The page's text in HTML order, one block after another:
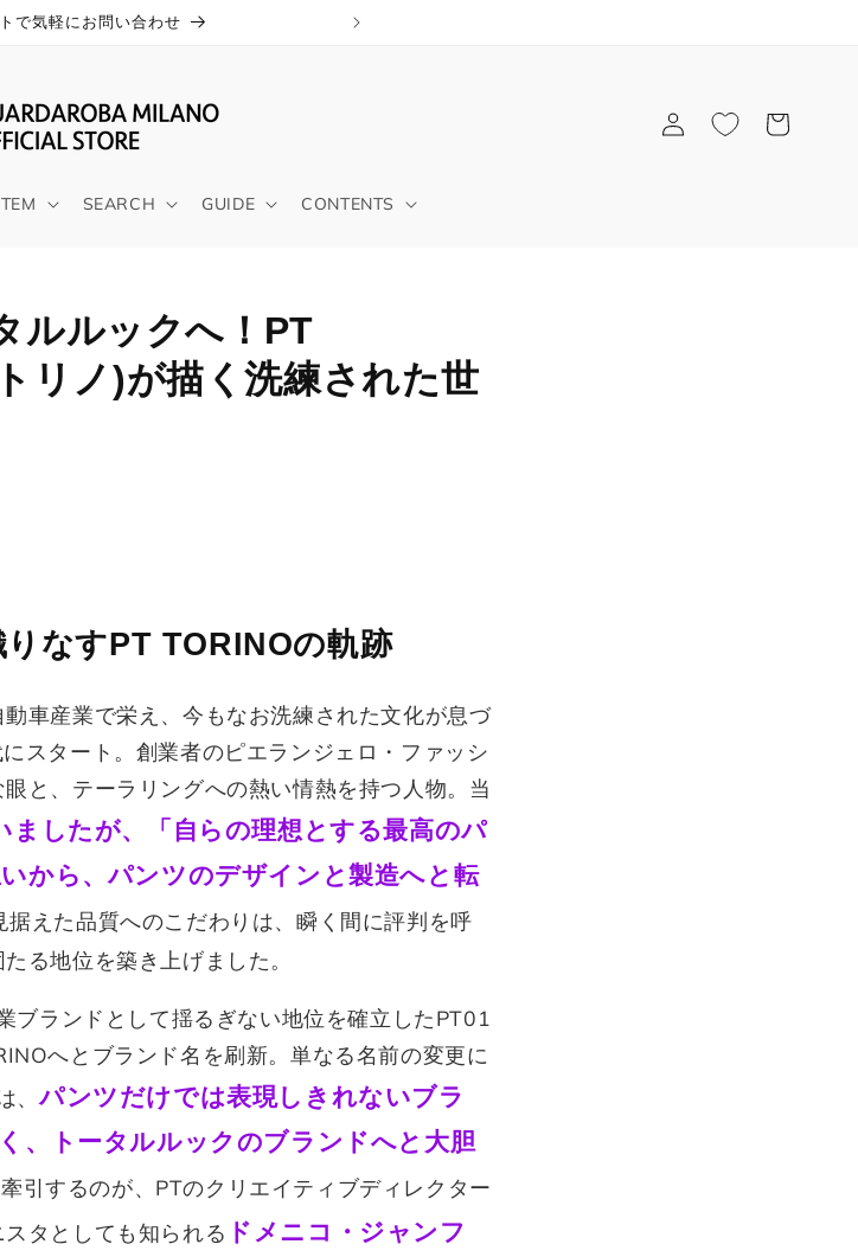
で気軽にお問い合わせ
SEARCH GUIDE CONTENTS
グ
イ
ー
ルルックへ！PT
リノ)が描く洗練された世
なすPT TORINOの軌跡
車産業で栄え、今もなお洗練された文化が息づ
スタート。創業者のピエランジェロ・ファッシ
と、テーラリングへの熱い情熱を持つ人物。当
ましたが、「自らの理想とする最高のパ
から、パンツのデザインと製造へと転
えた品質へのこだわりは、瞬く間に評判を呼
る地位を築き上げました。
ブランドとして揺るぎない地位を確立したPT01
へとブランド名を刷新。単なる名前の変更に
、パンツだけでは表現しきれないブラ
、トータルルックのブランドへと大胆
引するのが、PTのクリエイティブディレクター
タとしても知られる ドメニコ・ジャンフ